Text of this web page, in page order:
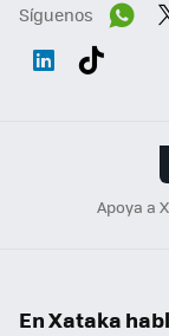
Síguenos
Apoya a
En Xataka